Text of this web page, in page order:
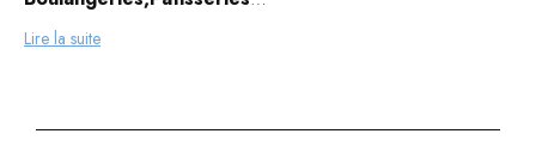
Boucheries,Charcuteries
Traiteurs
coiffeurs
Lire la suite